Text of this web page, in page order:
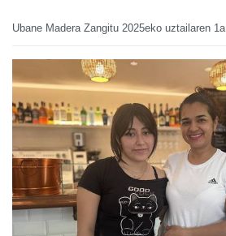
Ubane Madera Zangitu 2025eko uztailaren 1a